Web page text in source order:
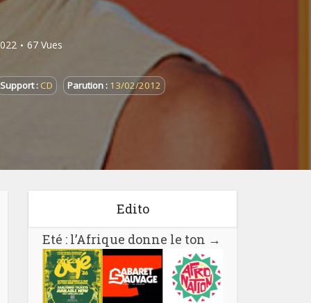
67 Vues
Support : CD Parution : 13/02/2012
Edito
Eté : l’Afrique donne le ton →